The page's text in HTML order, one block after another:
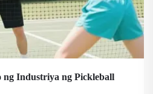
ng Industriya ng Pickleball